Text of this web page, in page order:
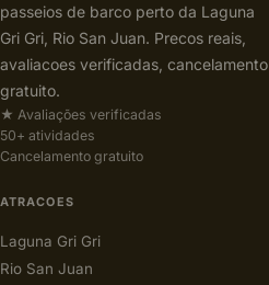
passeios de barco perto da Laguna
Gri Gri, Rio San Juan. Precos reais,
avaliacoes verificadas, cancelamento
gratuito.
★ Avaliações verificadas
50+ atividades
Cancelamento gratuito
ATRACOES
Laguna Gri Gri
Rio San Juan